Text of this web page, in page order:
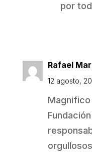
por
Rafael
12 agosto,